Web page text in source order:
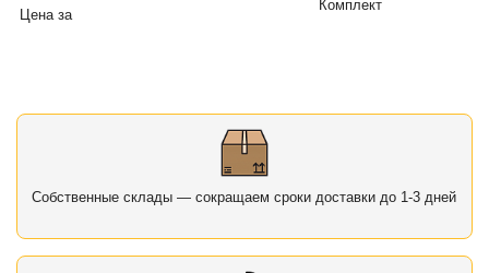
Цена за
Комплект
Собственные склады — сокращаем сроки доставки до 1-3 дней